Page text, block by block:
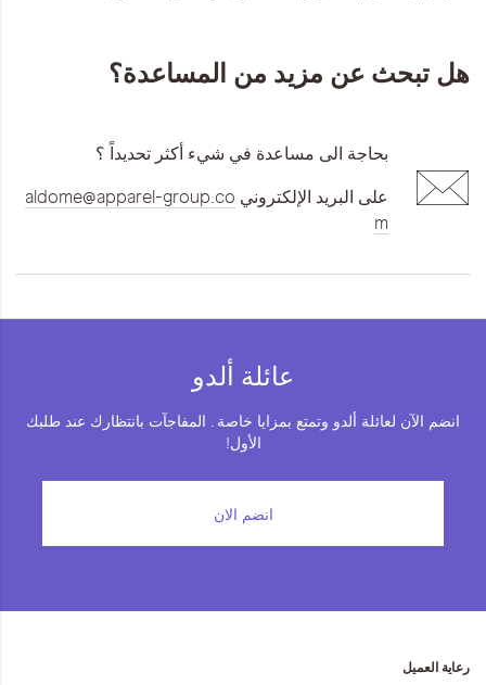
هل تبحث عن مزيد من المساعدة؟
بحاجة الى مساعدة في شيء أكثر تحديداً ؟
على البريد الإلكتروني aldome@apparel-group.co
m
عائلة ألدو
انضم الآن لعائلة ألدو وتمتع بمزايا خاصة . المفاجآت بانتظارك عند طلبك
الأول!
انضم الان
رعاية العميل